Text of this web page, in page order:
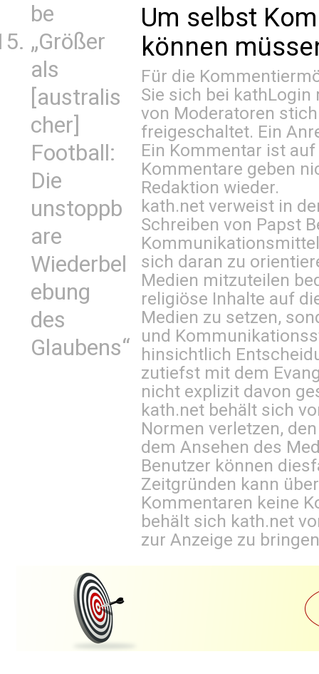
be
„Größer
als
[australis
cher]
Football:
Die
unstoppb
are
Wiederbel
ebung
des
Glaubens“
Um selbst
können
Für die
Sie sich bei kathLogin
von Moderatoren
freigeschaltet. Ein
Ein Kommentar ist
Kommentare geben
Redaktion wieder.
kath.net verweist in
Schreiben von Papst
sich daran zu
Medien mitzuteilen
religiöse Inhalte auf
Medien zu setzen,
und
hinsichtlich
zutiefst mit dem
nicht explizit davon
kath.net behält sich
Normen verletzen,
dem Ansehen des
Benutzer können
Zeitgründen kann
Kommentaren keine
behält sich kath.net
zur Anzeige zu